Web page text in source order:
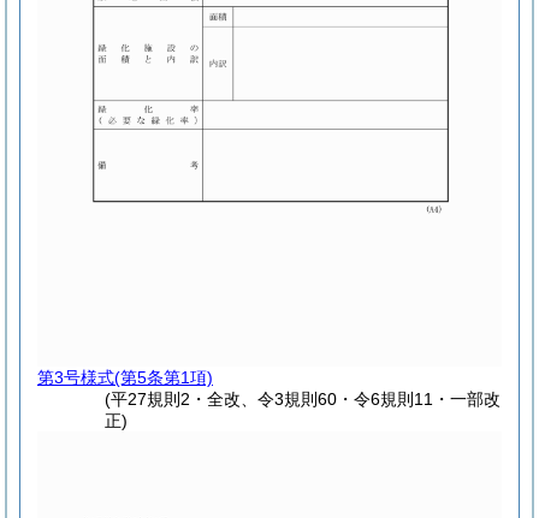
第3号様式(第5条第1項)
(平27規則2・全改、令3規則60・令6規則11・一部改
正)